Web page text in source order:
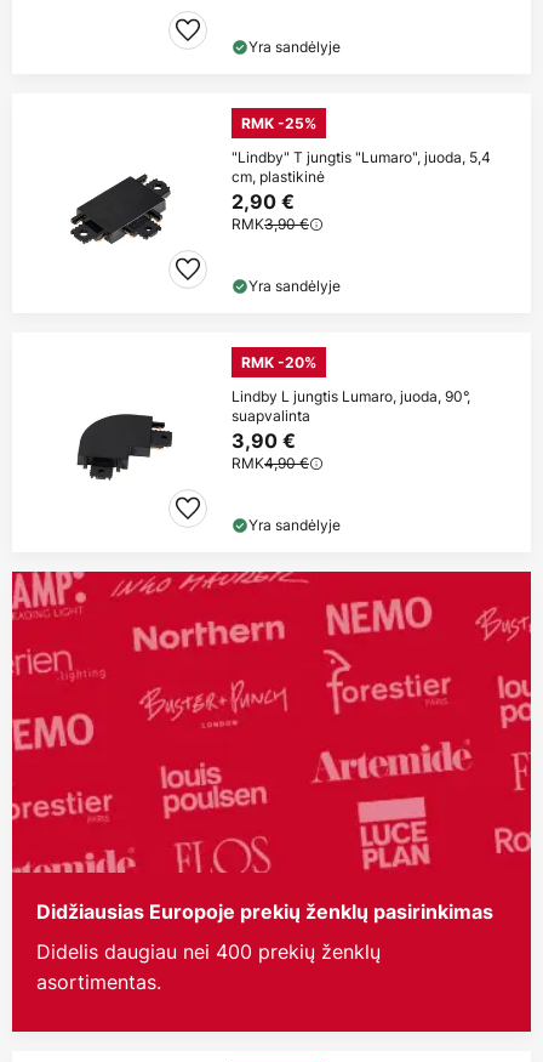
Yra sandėlyje
RMK -25%
"Lindby" T jungtis "Lumaro", juoda, 5,4
cm, plastikinė
2,90 €
RMK3,90 €
Yra sandėlyje
RMK -20%
Lindby L jungtis Lumaro, juoda, 90°,
suapvalinta
3,90 €
RMK4,90 €
Yra sandėlyje
Didžiausias Europoje prekių ženklų pasirinkimas
Didelis daugiau nei 400 prekių ženklų
asortimentas.